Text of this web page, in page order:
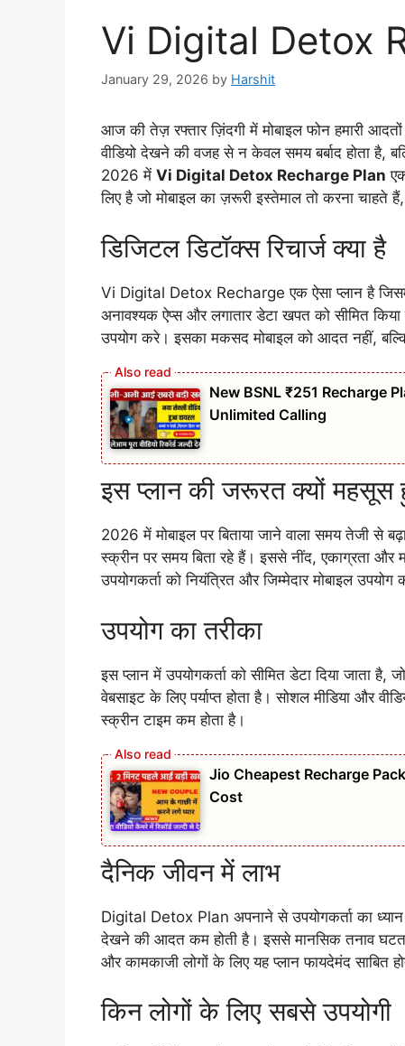
Vi Digital Detox
January 29, 2026 by Harshit
आज की तेज़ रफ्तार ज़िंदगी में मोबाइल फोन हमारी
वीडियो देखने की वजह से न केवल समय बर्बाद होता है,
2026 में Vi Digital Detox Recharge Plan
लिए है जो मोबाइल का ज़रूरी इस्तेमाल तो करना
डिजिटल डिटॉक्स रिचार्ज क्या है
Vi Digital Detox Recharge एक ऐसा प्लान है
अनावश्यक ऐप्स और लगातार डेटा खपत को सीमित किया
उपयोग करे। इसका मकसद मोबाइल को आदत नहीं,
New BSNL ₹251 Recharge
Unlimited Calling
इस प्लान की जरूरत क्यों महसूस
2026 में मोबाइल पर बिताया जाने वाला समय तेजी से
स्क्रीन पर समय बिता रहे हैं। इससे नींद, एकाग्रता
उपयोगकर्ता को नियंत्रित और जिम्मेदार मोबाइल
उपयोग का तरीका
इस प्लान में उपयोगकर्ता को सीमित डेटा दिया
वेबसाइट के लिए पर्याप्त होता है। सोशल मीडिया और
स्क्रीन टाइम कम होता है।
Jio Cheapest Recharge
Cost
दैनिक जीवन में लाभ
Digital Detox Plan अपनाने से उपयोगकर्ता का ध्यान
देखने की आदत कम होती है। इससे मानसिक तनाव
और कामकाजी लोगों के लिए यह प्लान फायदेमंद साबित
किन लोगों के लिए सबसे उपयोगी